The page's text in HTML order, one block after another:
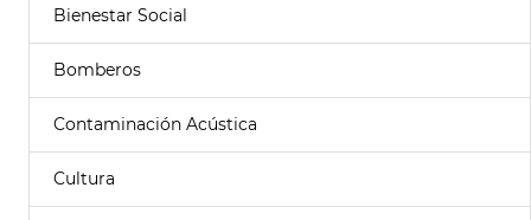
Bienestar Social
Bomberos
Contaminación Acústica
Cultura